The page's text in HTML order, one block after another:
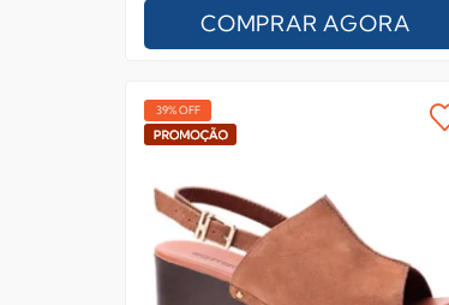
COMPRAR AGORA
39% OFF